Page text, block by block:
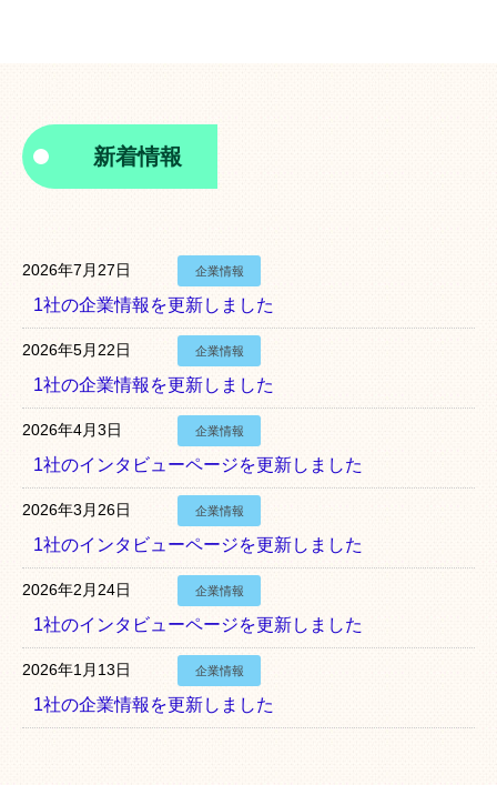
新着情報
2026年7月27日 企業情報
1社の企業情報を更新しました
2026年5月22日 企業情報
1社の企業情報を更新しました
2026年4月3日 企業情報
1社のインタビューページを更新しました
2026年3月26日 企業情報
1社のインタビューページを更新しました
2026年2月24日 企業情報
1社のインタビューページを更新しました
2026年1月13日 企業情報
1社の企業情報を更新しました